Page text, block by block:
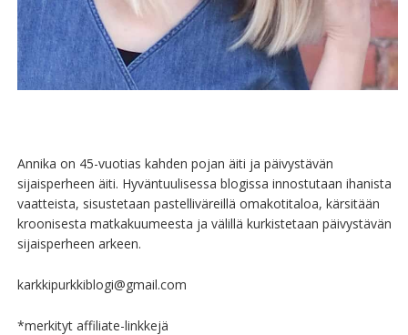
Annika on 45-vuotias kahden pojan äiti ja päivystävän
sijaisperheen äiti. Hyväntuulisessa blogissa innostutaan ihanista
vaatteista, sisustetaan pastelliväreillä omakotitaloa, kärsitään
kroonisesta matkakuumeesta ja välillä kurkistetaan päivystävän
sijaisperheen arkeen.
karkkipurkkiblogi@gmail.com
*merkityt affiliate-linkkejä